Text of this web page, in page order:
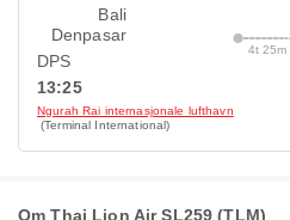
Bali
Denpasar
DPS
13:25
Ngurah Rai internasjonale lufthavn
(Terminal International)
4t 25m
Om Thai Lion Air SL259 (TLM)